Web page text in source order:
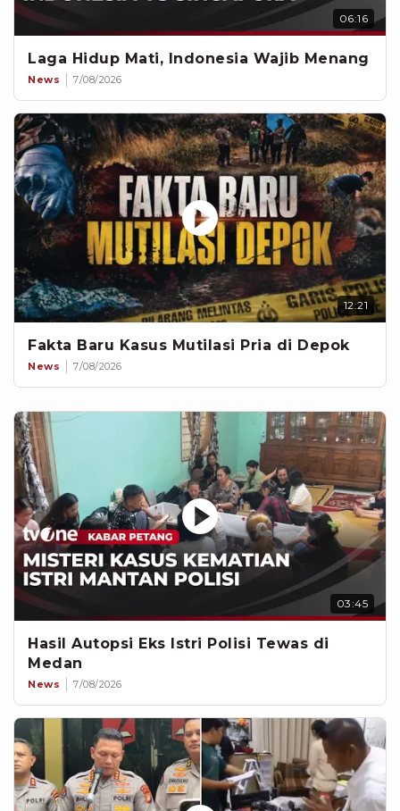
06:16
Laga Hidup Mati, Indonesia Wajib Menang
News 7/08/2026
12:21
Fakta Baru Kasus Mutilasi Pria di Depok
News 7/08/2026
03:45
Hasil Autopsi Eks Istri Polisi Tewas di
Medan
News 7/08/2026